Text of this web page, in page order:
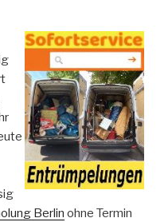
Berlin ohne Termin